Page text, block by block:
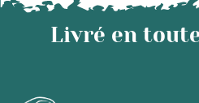
Livré en